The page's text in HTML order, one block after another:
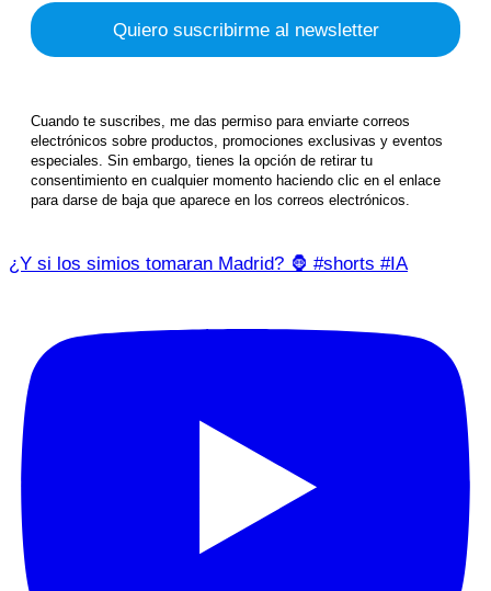
Cuando te suscribes, me das permiso para enviarte correos
electrónicos sobre productos, promociones exclusivas y eventos
especiales. Sin embargo, tienes la opción de retirar tu
consentimiento en cualquier momento haciendo clic en el enlace
para darse de baja que aparece en los correos electrónicos.
¿Y si los simios tomaran Madrid? 🦍 #shorts #IA